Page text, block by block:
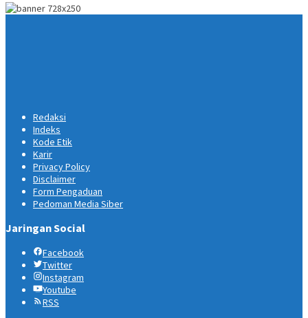
Redaksi
Indeks
Kode Etik
Karir
Privacy Policy
Disclaimer
Form Pengaduan
Pedoman Media Siber
Jaringan Social
Facebook
Twitter
Instagram
Youtube
RSS